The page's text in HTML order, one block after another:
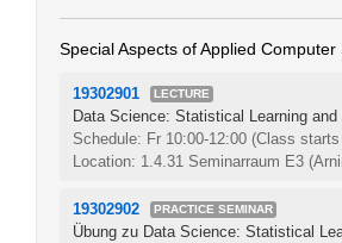
Special Aspects of Applied Computer
19302901 LECTURE
Data Science: Statistical Learning and
Schedule: Fr 10:00-12:00 (Class
Location: 1.4.31 Seminarraum E3
19302902 PRACTICE SEMINAR
Übung zu Data Science: Statistical